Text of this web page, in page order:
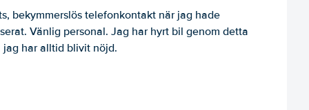
bekymmerslös telefonkontakt när jag hade
Vänlig personal. Jag har hyrt bil genom detta
har alltid blivit nöjd.